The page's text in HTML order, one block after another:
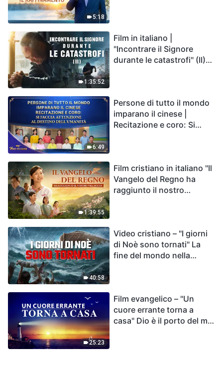
5:18
1:35:52
Film in italiano |
"Incontrare il Signore
durante le catastrofi" (II)
Regno di Dio?
6:49
Persone di tutto il mondo
imparano il cinese |
Recitazione e coro: Si
1:39:55
Film cristiano in italiano "Il
Vangelo del Regno ha
raggiunto il nostro
40:58
Video cristiano – "I giorni
di Noè sono tornati" La
fine del mondo nella
25:23
Film evangelico – "Un
cuore errante torna a
casa" Dio è il porto del mio